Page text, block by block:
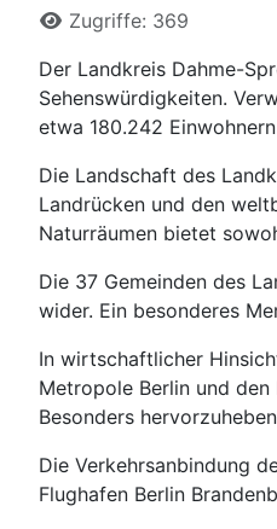
Zugriffe: 369
Der Landkreis Dahme-
Sehenswürdigkeiten.
etwa 180.242
Die Landschaft des
Landrücken und den
Naturräumen bietet
Die 37 Gemeinden des
wider. Ein besonderes
In wirtschaftlicher
Metropole Berlin und
Besonders
Die Verkehrsanbindung
Flughafen Berlin